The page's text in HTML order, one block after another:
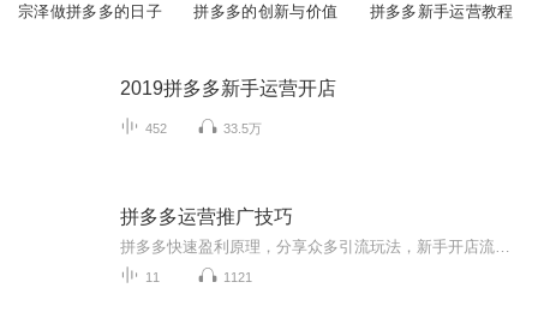
宗泽做拼多多的日子 拼多多的创新与价值 拼多多新手运营教程
2019拼多多新手运营开店
452 33.5万
拼多多运营推广技巧
11 1121